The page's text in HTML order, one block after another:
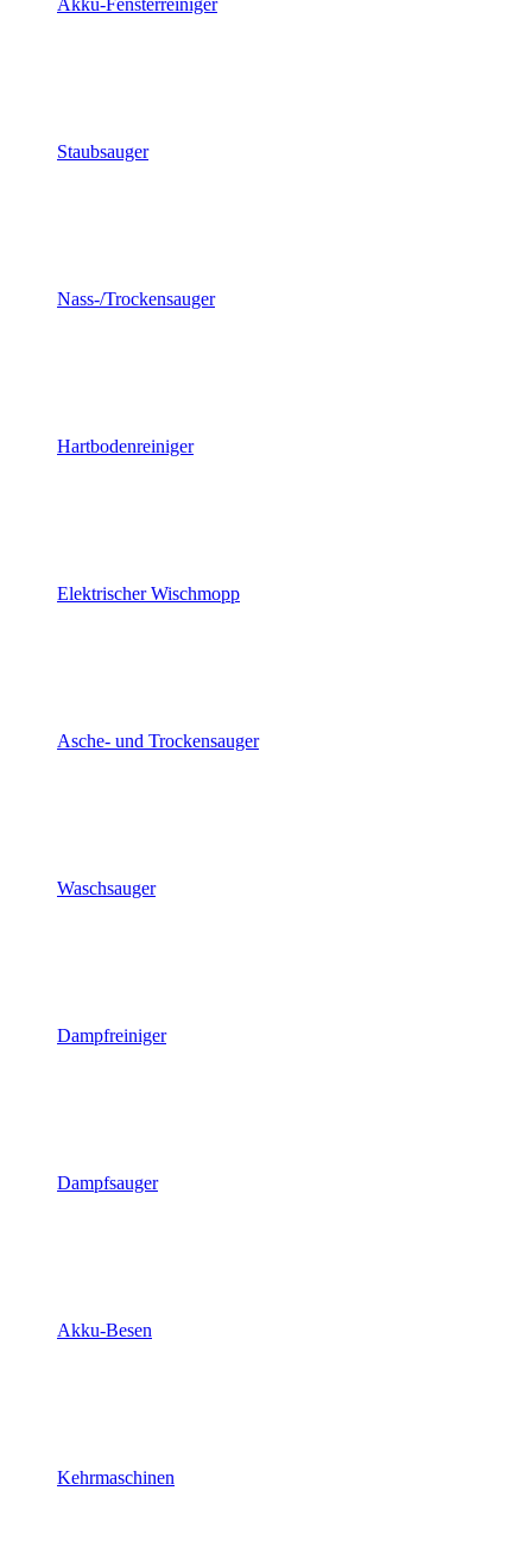
Akku-Fensterreiniger
Staubsauger
Nass-/Trockensauger
Hartbodenreiniger
Elektrischer Wischmopp
Asche- und Trockensauger
Waschsauger
Dampfreiniger
Dampfsauger
Akku-Besen
Kehrmaschinen